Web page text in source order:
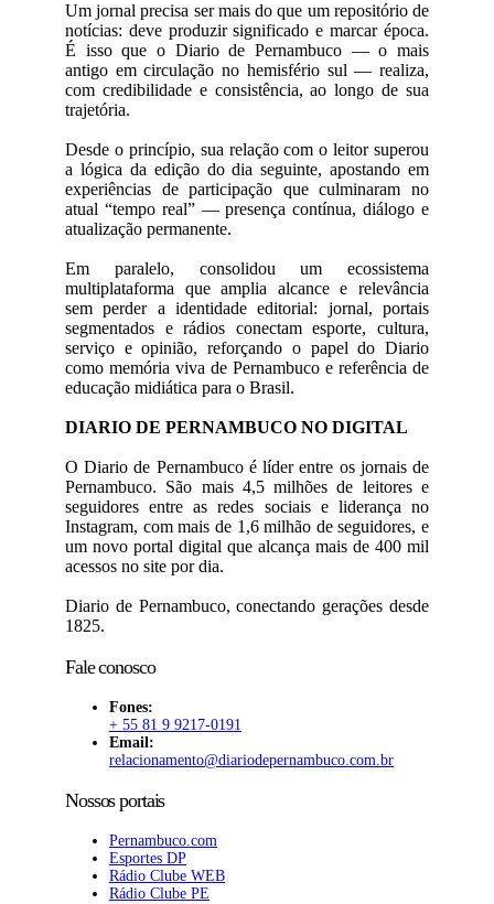
Um jornal precisa ser mais do que um repositório de
notícias: deve produzir significado e marcar época.
É isso que o Diario de Pernambuco — o mais
antigo em circulação no hemisfério sul — realiza,
com credibilidade e consistência, ao longo de sua
trajetória.
Desde o princípio, sua relação com o leitor superou
a lógica da edição do dia seguinte, apostando em
experiências de participação que culminaram no
atual “tempo real” — presença contínua, diálogo e
atualização permanente.
Em paralelo, consolidou um ecossistema
multiplataforma que amplia alcance e relevância
sem perder a identidade editorial: jornal, portais
segmentados e rádios conectam esporte, cultura,
serviço e opinião, reforçando o papel do Diario
como memória viva de Pernambuco e referência de
educação midiática para o Brasil.
DIARIO DE PERNAMBUCO NO DIGITAL
O Diario de Pernambuco é líder entre os jornais de
Pernambuco. São mais 4,5 milhões de leitores e
seguidores entre as redes sociais e liderança no
Instagram, com mais de 1,6 milhão de seguidores, e
um novo portal digital que alcança mais de 400 mil
acessos no site por dia.
Diario de Pernambuco, conectando gerações desde
1825.
Fale conosco
Fones:
+ 55 81 9 9217-0191
Email:
relacionamento@diariodepernambuco.com.br
Nossos portais
Pernambuco.com
Esportes DP
Rádio Clube WEB
Rádio Clube PE